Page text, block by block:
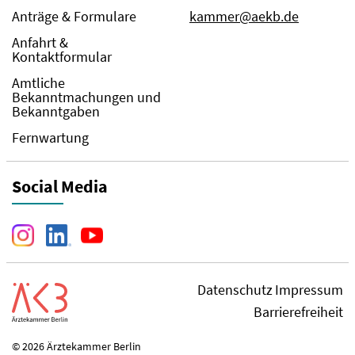
Anträge & Formulare
Anfahrt &
Kontaktformular
Amtliche
Bekanntmachungen und
Bekanntgaben
Fernwartung
kammer@aekb.de
Social Media
DatenschutzImpressum
Barrierefreiheit
© 2026 Ärztekammer Berlin